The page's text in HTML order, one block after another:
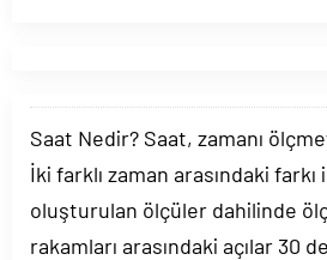
Saat Nedir? Saat, zamanı
İki farklı zaman arasındaki
oluşturulan ölçüler dahilinde
rakamları arasındaki açılar 30